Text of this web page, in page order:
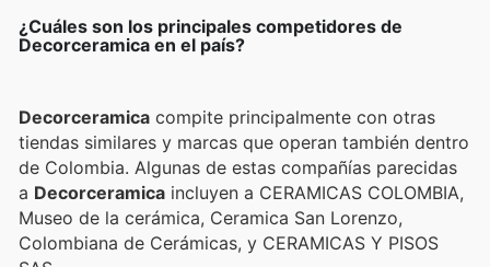
¿Cuáles son los principales competidores de
Decorceramica en el país?
Decorceramica compite principalmente con otras
tiendas similares y marcas que operan también dentro
de Colombia. Algunas de estas compañías parecidas
a Decorceramica incluyen a CERAMICAS COLOMBIA,
Museo de la cerámica, Ceramica San Lorenzo,
Colombiana de Cerámicas, y CERAMICAS Y PISOS